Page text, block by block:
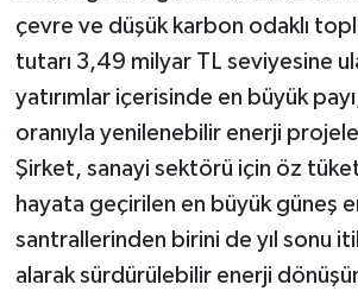
çevre ve düşük karbon odaklı
tutarı 3,49 milyar TL seviyesine
yatırımlar içerisinde en büyük
oranıyla yenilenebilir enerji
Şirket, sanayi sektörü için öz
hayata geçirilen en büyük güneş
santrallerinden birini de yıl sonu
alarak sürdürülebilir enerji